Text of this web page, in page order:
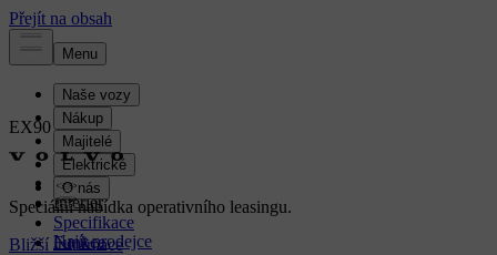
EX90 Electric
Přehled
Interiér
Specifikace
Funkce
Speciální nabídka operativního leasingu.
Bližší informace